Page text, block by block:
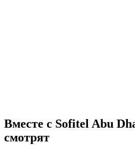
Вместе с Sofitel Abu
смотрят